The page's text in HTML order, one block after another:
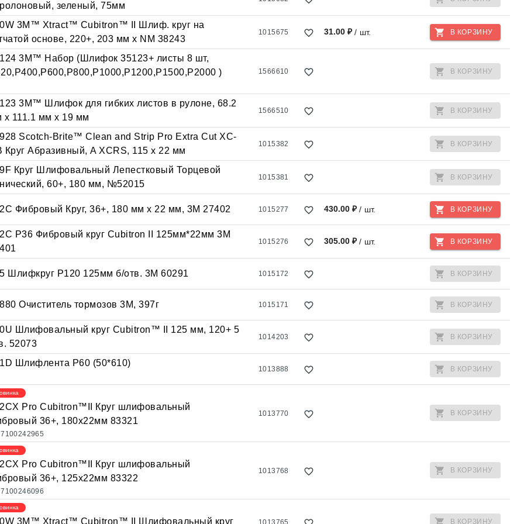
зеленый, 75мм
3M™ Xtract™ Cubitron™ II Шлиф. круг на
основе, 220+, 203 мм х NM 38243
1015675 31.00 ₽/ шт. В КОРЗИНУ
3M™ Набор (Шлифок 35123+ листы 8 шт,
)
1566610 В КОРЗИНУ
3M™ Шлифок для гибких листов в рулоне, 68.2
x 111.1 мм x 19 мм
1566510 В КОРЗИНУ
Scotch-Brite™ Clean and Strip Pro Extra Cut XC-
Круг Абразивный, A XCRS, 115 x 22 мм
1015382 В КОРЗИНУ
Круг Шлифовальный Лепестковый Торцевой
60+, 180 мм, №52015
1015381 В КОРЗИНУ
Фибровый Круг, 36+, 180 мм х 22 мм, 3М 27402 1015277 430.00 ₽/ шт. В КОРЗИНУ
Р36 Фибровый круг Cubitron II 125мм*22мм 3М
1015276 305.00 ₽/ шт. В КОРЗИНУ
Шлифкруг Р120 125мм б/отв. 3М 60291 1015172 В КОРЗИНУ
Очиститель тормозов 3М, 397г 1015171 В КОРЗИНУ
Шлифовальный круг Cubitron™ II 125 мм, 120+ 5
52073
1014203 В КОРЗИНУ
Шлифлента Р60 (50*610)
1013888 В КОРЗИНУ
Pro Cubitron™II Круг шлифовальный
36+, 180x22мм 83321
1013770 В КОРЗИНУ
Pro Cubitron™II Круг шлифовальный
36+, 125x22мм 83322
1013768 В КОРЗИНУ
3M™ Xtract™ Cubitron™ II Шлифовальный круг В КОРЗИНУ